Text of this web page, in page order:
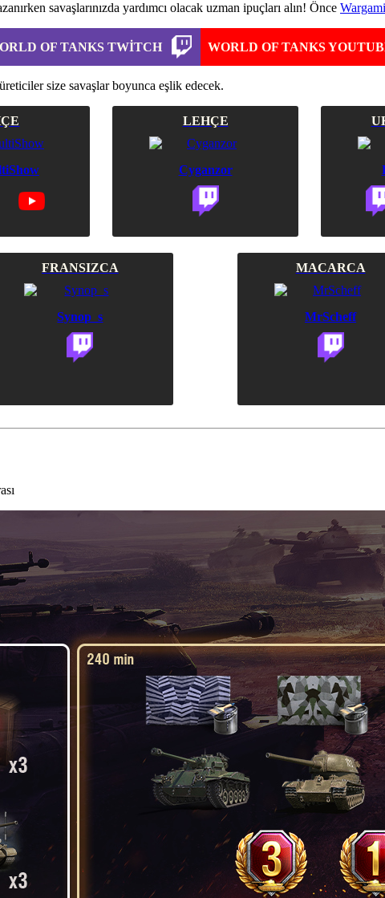
savaşlarınızda yardımcı olacak uzman ipuçları alın! Önce
OF TANKS TWITCH WORLD OF TANKS
size savaşlar boyunca eşlik edecek.
Show
LEHÇE
Cyganzor
FRANSIZCA
Synop_s
MACARCA
MrScheff